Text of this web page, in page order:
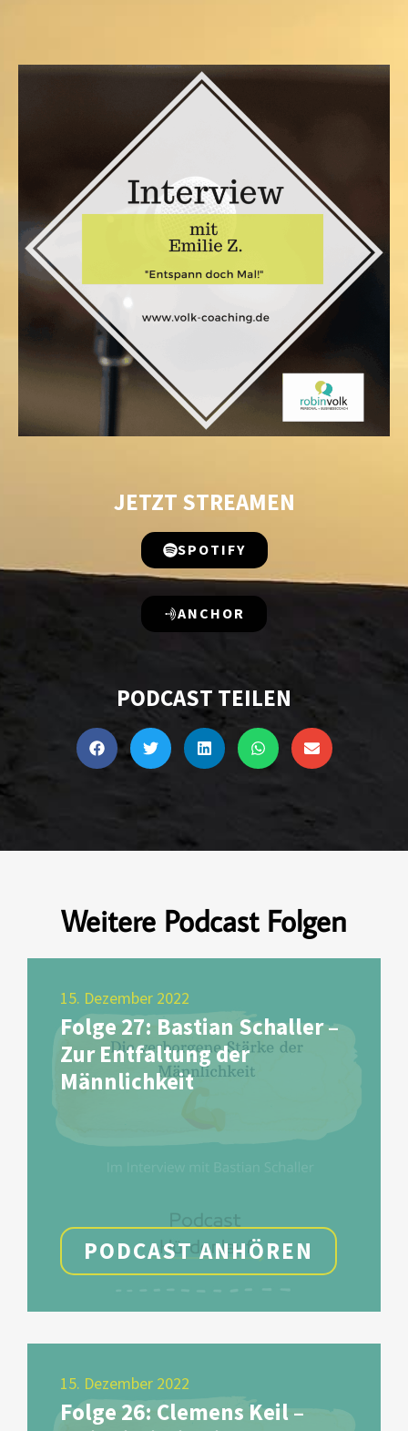
JETZT STREAMEN
SPOTIFY
ANCHOR
PODCAST TEILEN
Weitere Podcast Folgen
15. Dezember 2022
Folge 27: Bastian Schaller –
Zur Entfaltung der
Männlichkeit
PODCAST ANHÖREN
15. Dezember 2022
Folge 26: Clemens Keil –